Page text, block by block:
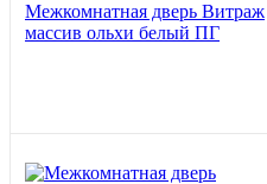
Межкомнатная дверь Витраж
массив ольхи белый ПГ